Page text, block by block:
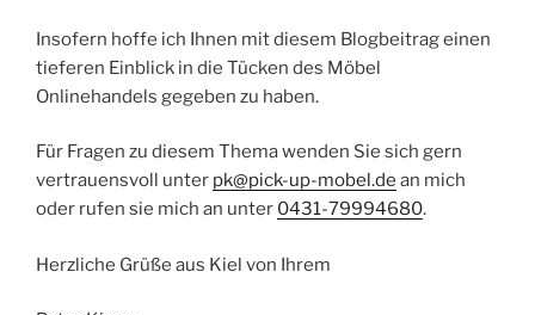
Insofern hoffe ich Ihnen mit diesem Blogbeitrag einen
tieferen Einblick in die Tücken des Möbel
Onlinehandels gegeben zu haben.
Für Fragen zu diesem Thema wenden Sie sich gern
vertrauensvoll unter pk@pick-up-mobel.de an mich
oder rufen sie mich an unter 0431-79994680.
Herzliche Grüße aus Kiel von Ihrem